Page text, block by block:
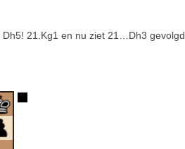
21.Kg1 en nu ziet 21…Dh3 gevolgd